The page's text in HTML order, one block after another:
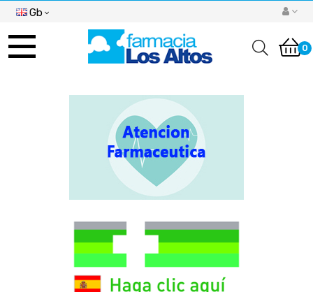
Gb
Toggle
navigation 0